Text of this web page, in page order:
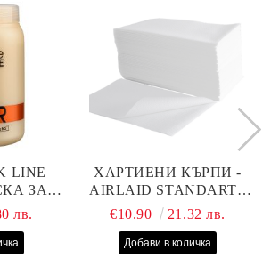
LINE
ЗА
И
лв.
ХАРТИЕНИ КЪРПИ -
AIRLAID STANDART -
40СМ/70СМ - 100БР
€10.90 21.32 лв.